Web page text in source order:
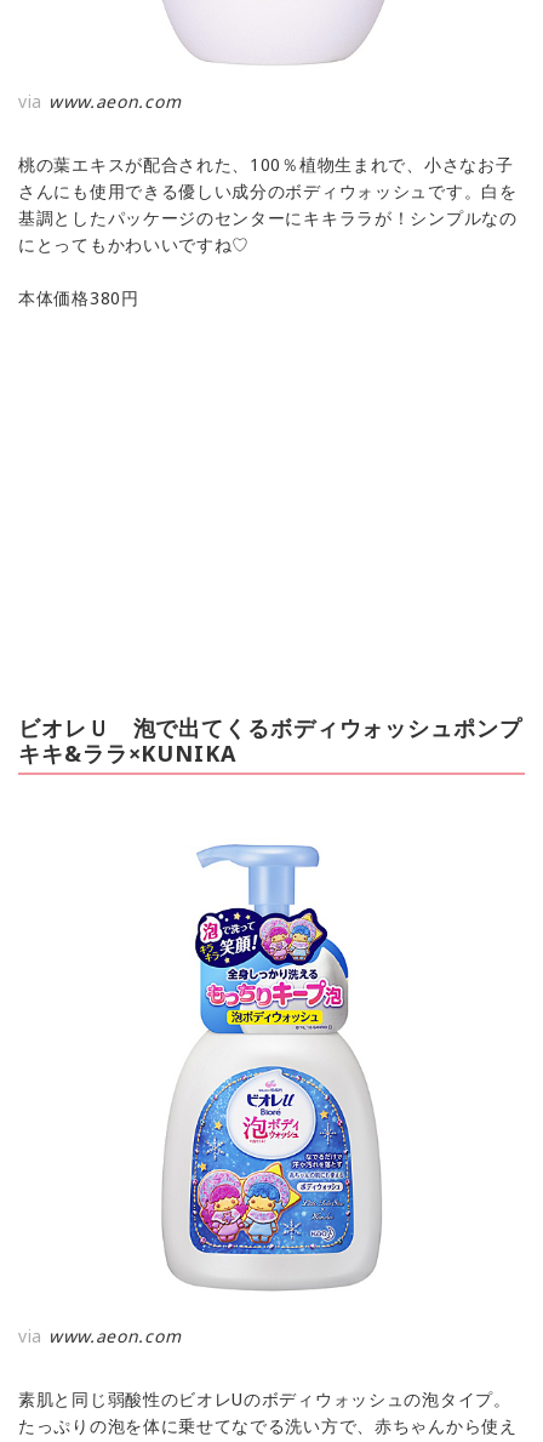
via www.aeon.com
桃の葉エキスが配合された、100％植物生まれで、小さなお子
さんにも使用できる優しい成分のボディウォッシュです。白を
基調としたパッケージのセンターにキキララが！シンプルなの
にとってもかわいいですね♡
本体価格380円
ビオレＵ 泡で出てくるボディウォッシュポンプ
キキ&ララ×KUNIKA
via www.aeon.com
素肌と同じ弱酸性のビオレUのボディウォッシュの泡タイプ。
たっぷりの泡を体に乗せてなでる洗い方で、赤ちゃんから使え